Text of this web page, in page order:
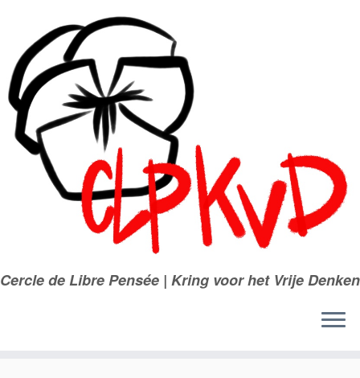
contenu
Cercle de Libre Pensée | Kring voor het Vrije Denken